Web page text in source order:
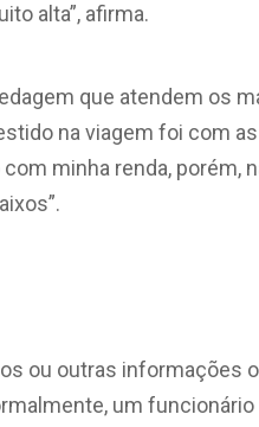
alta”, afirma.
que atendem os
na viagem foi com
minha renda, porém,
ou outras informações
um funcionário